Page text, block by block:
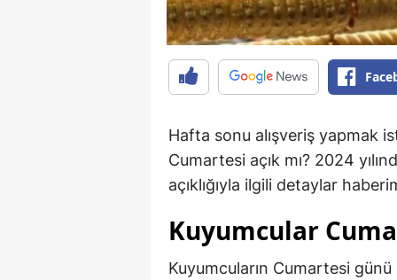
Hafta sonu alışveriş yapmak
Cumartesi açık mı? 2024
açıklığıyla ilgili detaylar
Kuyumcular
Kuyumcuların Cumartesi günü